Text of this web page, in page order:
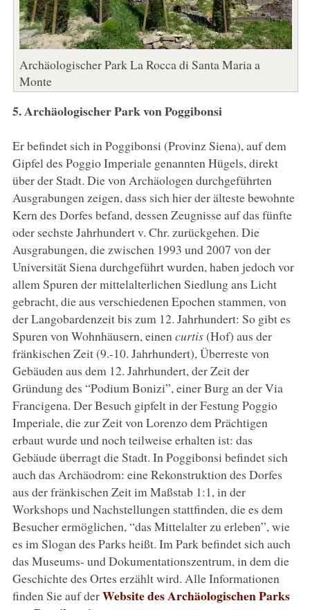
Archäologischer Park La Rocca di Santa Maria a
Monte
5. Archäologischer Park von Poggibonsi
Er befindet sich in Poggibonsi (Provinz Siena), auf dem
Gipfel des Poggio Imperiale genannten Hügels, direkt
über der Stadt. Die von Archäologen durchgeführten
Ausgrabungen zeigen, dass sich hier der älteste bewohnte
Kern des Dorfes befand, dessen Zeugnisse auf das fünfte
oder sechste Jahrhundert v. Chr. zurückgehen. Die
Ausgrabungen, die zwischen 1993 und 2007 von der
Universität Siena durchgeführt wurden, haben jedoch vor
allem Spuren der mittelalterlichen Siedlung ans Licht
gebracht, die aus verschiedenen Epochen stammen, von
der Langobardenzeit bis zum 12. Jahrhundert: So gibt es
Spuren von Wohnhäusern, einen curtis(Hof) aus der
fränkischen Zeit (9.-10. Jahrhundert), Überreste von
Gebäuden aus dem 12. Jahrhundert, der Zeit der
Gründung des “Podium Bonizi”, einer Burg an der Via
Francigena. Der Besuch gipfelt in der Festung Poggio
Imperiale, die zur Zeit von Lorenzo dem Prächtigen
erbaut wurde und noch teilweise erhalten ist: das
Gebäude überragt die Stadt. In Poggibonsi befindet sich
auch das Archäodrom: eine Rekonstruktion des Dorfes
aus der fränkischen Zeit im Maßstab 1:1, in der
Workshops und Nachstellungen stattfinden, die es dem
Besucher ermöglichen, “das Mittelalter zu erleben”, wie
es im Slogan des Parks heißt. Im Park befindet sich auch
das Museums- und Dokumentationszentrum, in dem die
Geschichte des Ortes erzählt wird. Alle Informationen
finden Sie auf derWebsite des Archäologischen Parks